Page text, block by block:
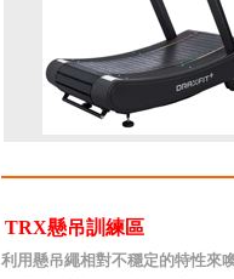
TRX懸吊訓練區
利用懸吊繩相對不穩定的特性來